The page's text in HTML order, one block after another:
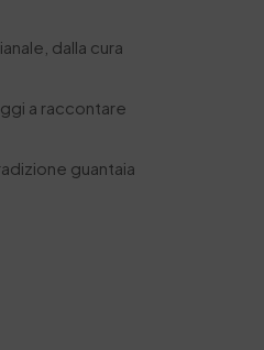
dalla cura
a raccontare
guantaia